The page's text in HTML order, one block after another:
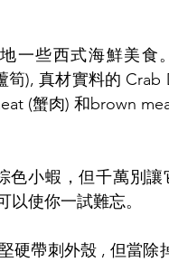
一些西式海鮮美食
), 真材實料的 Crab
(蟹肉) 和brown
小蝦，但千萬別讓
使你一試難忘。
硬帶刺外殼 , 但當除